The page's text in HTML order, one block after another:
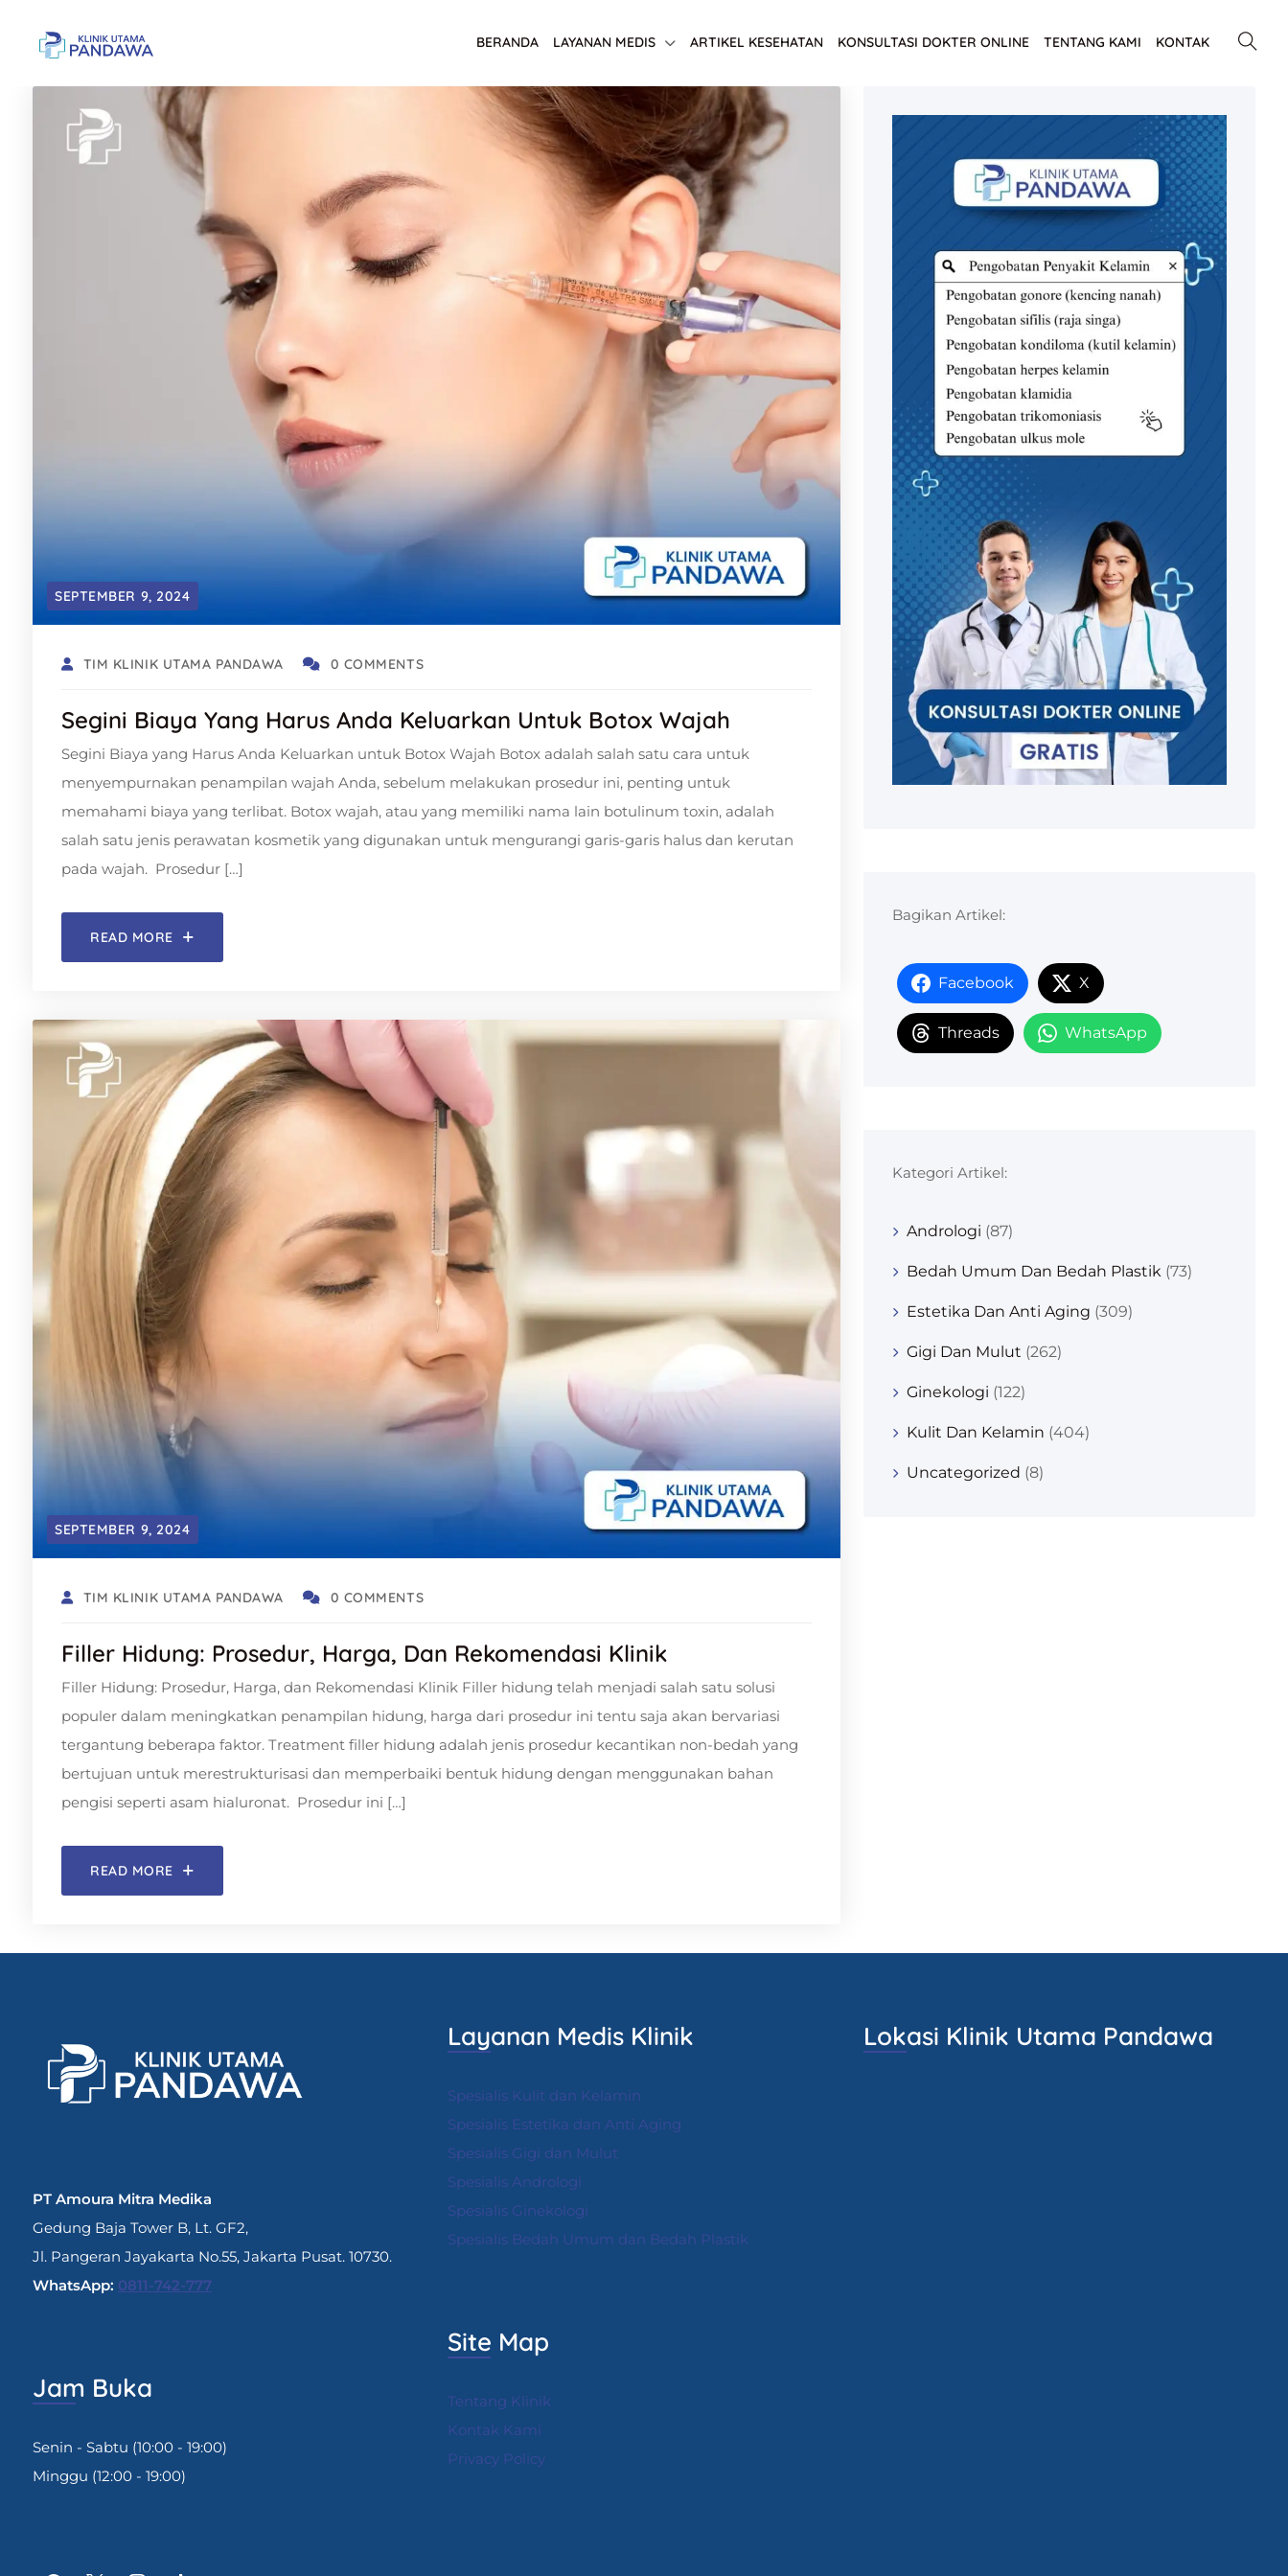
BERANDA LAYANAN MEDIS ARTIKEL KESEHATAN KONSULTASI DOKTER ONLINE TENTANG KAMI KONTAK
SEPTEMBER 9, 2024
TIM KLINIK UTAMA PANDAWA 0 COMMENTS
Segini Biaya Yang Harus Anda Keluarkan Untuk Botox Wajah
Segini Biaya yang Harus Anda Keluarkan untuk Botox Wajah Botox adalah salah satu cara untuk
menyempurnakan penampilan wajah Anda, sebelum melakukan prosedur ini, penting untuk
memahami biaya yang terlibat. Botox wajah, atau yang memiliki nama lain botulinum toxin, adalah
salah satu jenis perawatan kosmetik yang digunakan untuk mengurangi garis-garis halus dan kerutan
pada wajah. Prosedur […]
READ MORE
SEPTEMBER 9, 2024
TIM KLINIK UTAMA PANDAWA 0 COMMENTS
Filler Hidung: Prosedur, Harga, Dan Rekomendasi Klinik
Filler Hidung: Prosedur, Harga, dan Rekomendasi Klinik Filler hidung telah menjadi salah satu solusi
populer dalam meningkatkan penampilan hidung, harga dari prosedur ini tentu saja akan bervariasi
tergantung beberapa faktor. Treatment filler hidung adalah jenis prosedur kecantikan non-bedah yang
bertujuan untuk merestrukturisasi dan memperbaiki bentuk hidung dengan menggunakan bahan
pengisi seperti asam hialuronat. Prosedur ini […]
READ MORE
Bagikan Artikel:
Facebook X
Threads WhatsApp
Kategori Artikel:
Andrologi (87)
Bedah Umum Dan Bedah Plastik (73)
Estetika Dan Anti Aging (309)
Gigi Dan Mulut (262)
Ginekologi (122)
Kulit Dan Kelamin (404)
Uncategorized (8)
PT Amoura Mitra Medika
Gedung Baja Tower B, Lt. GF2,
Jl. Pangeran Jayakarta No.55, Jakarta Pusat. 10730.
WhatsApp: 0811-742-777
Jam Buka
Senin - Sabtu (10:00 - 19:00)
Minggu (12:00 - 19:00)
Layanan Medis Klinik
Spesialis Kulit dan Kelamin
Spesialis Estetika dan Anti Aging
Spesialis Gigi dan Mulut
Spesialis Andrologi
Spesialis Ginekologi
Spesialis Bedah Umum dan Bedah Plastik
Site Map
Tentang Klinik
Kontak Kami
Privacy Policy
Lokasi Klinik Utama Pandawa